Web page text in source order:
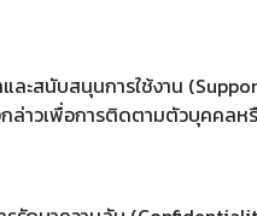
ะสนับสนุนการใช้งาน
ล่าวเพื่อการติดตามตัวบุคคลห